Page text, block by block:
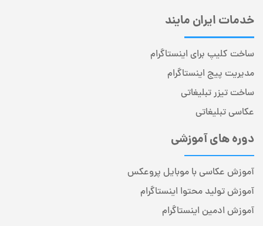
خدمات ایران مایند
ساخت کلیپ برای اینستاگرام
مدیریت پیج اینستاگرام
ساخت تیزر تبلیغاتی
عکاسی تبلیغاتی
دوره های آموزشی
آموزش عکاسی با موبایل پروعکس
آموزش تولید محتوا اینستاگرام
آموزش ادمین اینستاگرام